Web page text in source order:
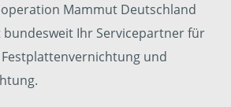
Mammut Deutschland
bundesweit Ihr Servicepartner für
und